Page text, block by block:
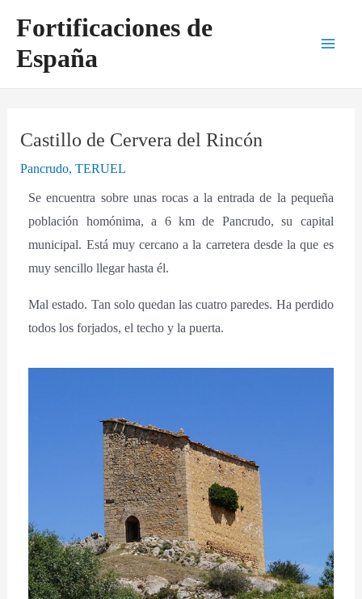
contenido
Fortificaciones de
España
Castillo de Cervera del Rincón
Pancrudo,TERUEL
Se encuentra sobre unas rocas a la entrada de la pequeña
población homónima, a 6 km de Pancrudo, su capital
municipal. Está muy cercano a la carretera desde la que es
muy sencillo llegar hasta él.
Mal estado. Tan solo quedan las cuatro paredes. Ha perdido
todos los forjados, el techo y la puerta.
de
entradas